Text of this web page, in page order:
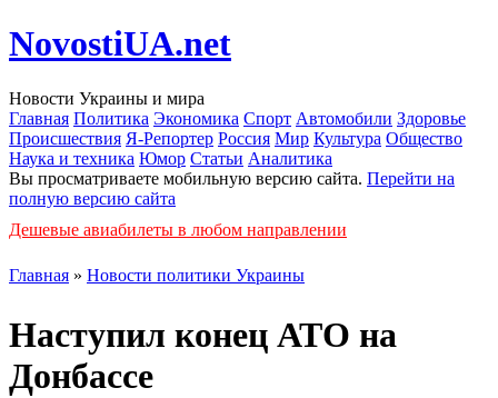
NovostiUA.net
Новости Украины и мира
Главная Политика Экономика Спорт Автомобили Здоровье
Происшествия Я-Репортер Россия Мир Культура Общество
Наука и техника Юмор Статьи Аналитика
Вы просматриваете мобильную версию сайта. Перейти на
полную версию сайта
Дешевые авиабилеты в любом направлении
Главная » Новости политики Украины
Наступил конец АТО на
Донбассе